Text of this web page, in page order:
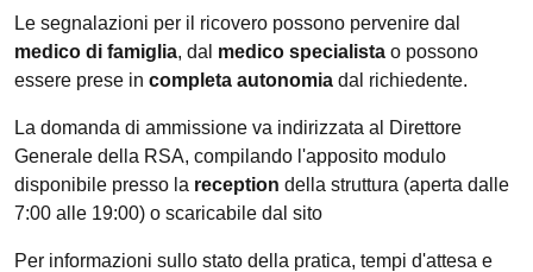
Le segnalazioni per il ricovero possono pervenire dal
medico di famiglia, dal medico specialista o possono
essere prese in completa autonomia dal richiedente.
La domanda di ammissione va indirizzata al Direttore
Generale della RSA, compilando l'apposito modulo
disponibile presso la reception della struttura (aperta dalle
7:00 alle 19:00) o scaricabile dal sito
Per informazioni sullo stato della pratica, tempi d'attesa e